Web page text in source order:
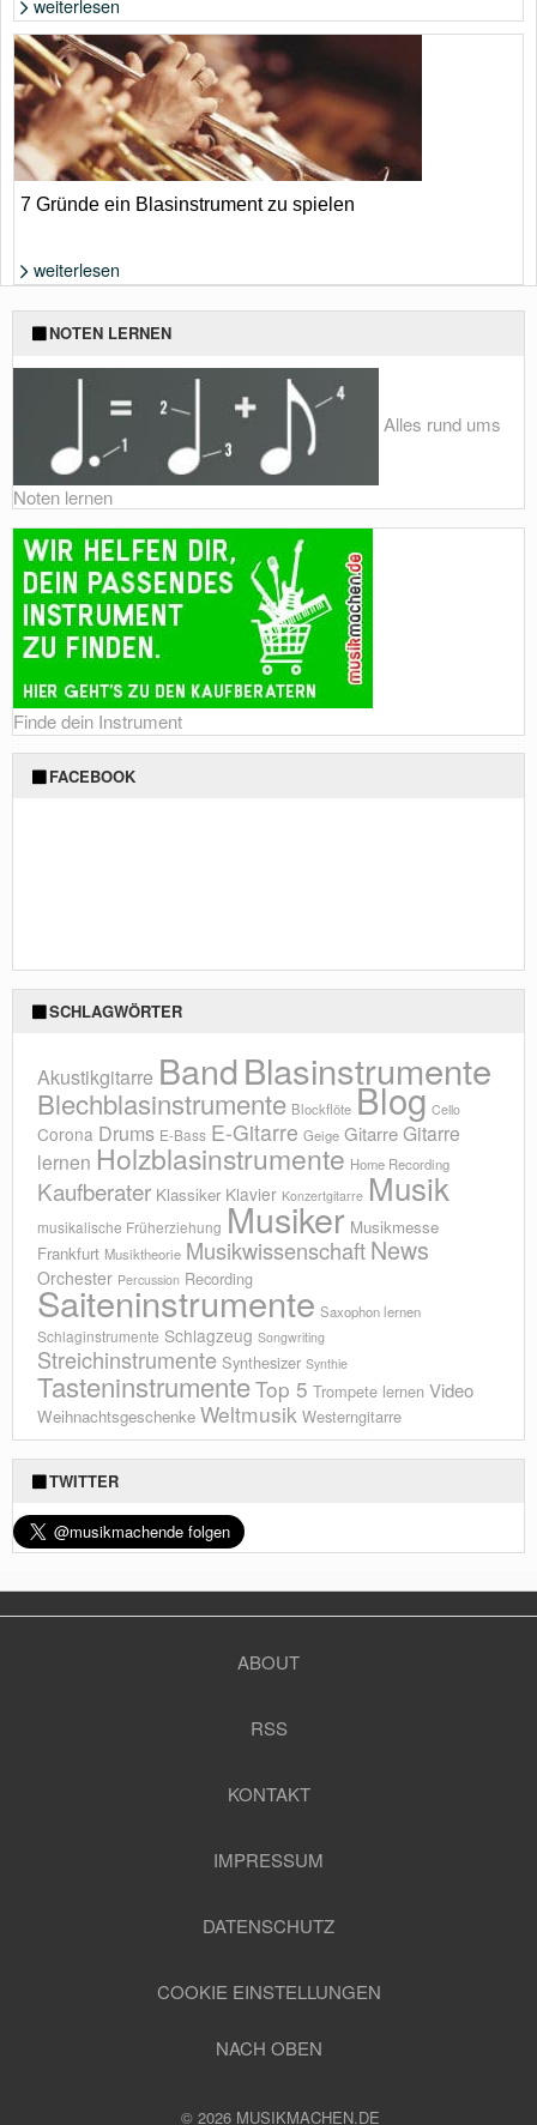
Wenig Geld für reichlich Gitarre | Gretsch
weiterlesen
Foto: Shutterstock von furtseff
7 Gründe ein Blasinstrument zu spielen
weiterlesen
NOTEN LERNEN
Alles rund ums
Noten lernen
Finde dein Instrument
FACEBOOK
SCHLAGWÖRTER
Akustikgitarre BandBlasinstrumente
Blechblasinstrumente Blockflöte Blog Cello
Corona Drums E-Bass E-Gitarre Geige GitarreGitarre
lernen Holzblasinstrumente Home Recording
Kaufberater Klassiker Klavier Konzertgitarre Musik
musikalische Früherziehung Musiker Musikmesse
Frankfurt Musiktheorie MusikwissenschaftNews
Orchester Percussion Recording
Saiteninstrumente Saxophon lernen
Schlaginstrumente Schlagzeug Songwriting
Streichinstrumente Synthesizer Synthie
TasteninstrumenteTop 5 Trompete lernen Video
Weihnachtsgeschenke Weltmusik Westerngitarre
TWITTER
ABOUT
RSS
KONTAKT
IMPRESSUM
DATENSCHUTZ
COOKIE EINSTELLUNGEN
NACH OBEN
© 2026 MUSIKMACHEN.DE